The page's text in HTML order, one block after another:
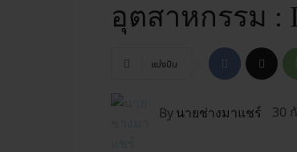
อุตสาหกรรม :
แบ่งปัน
Byนายช่างมาแชร์ 30